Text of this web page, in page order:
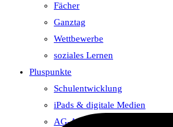
Fächer
Ganztag
Wettbewerbe
soziales Lernen
Pluspunkte
Schulentwicklung
iPads & digitale Medien
AG-Angebot/Ganztag